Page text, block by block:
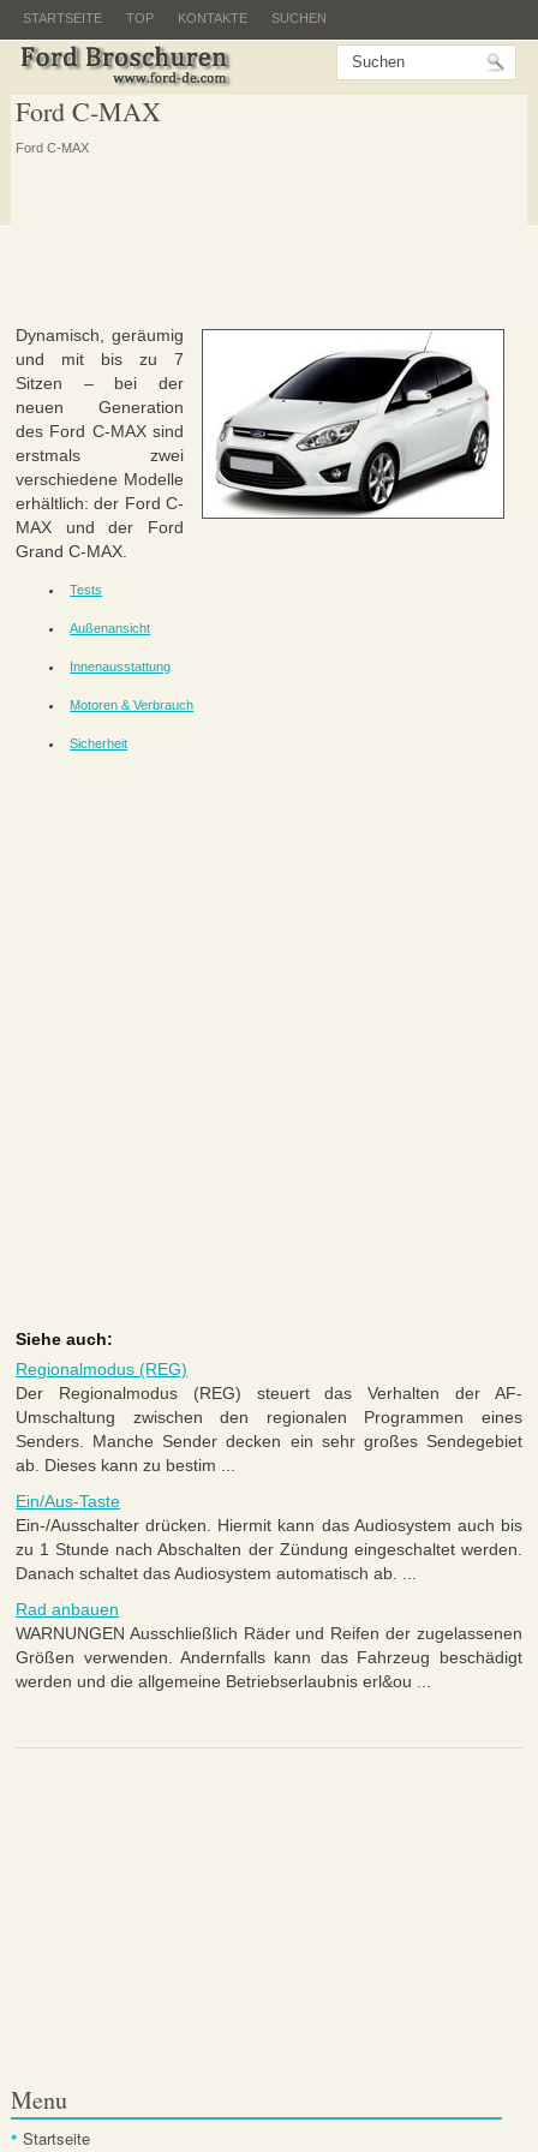
STARTSEITE TOP KONTAKTE SUCHEN
Ford C-MAX
Ford C-MAX
Dynamisch, geräumig
und mit bis zu 7
Sitzen – bei der
neuen Generation
des Ford C-MAX sind
erstmals zwei
verschiedene Modelle
erhältlich: der Ford C-
MAX und der Ford
Grand C-MAX.
Tests
Außenansicht
Innenausstattung
Motoren & Verbrauch
Sicherheit
Siehe auch:
Regionalmodus (REG)
Der Regionalmodus (REG) steuert das Verhalten der AF-
Umschaltung zwischen den regionalen Programmen eines
Senders. Manche Sender decken ein sehr großes Sendegebiet
ab. Dieses kann zu bestim ...
Ein/Aus-Taste
Ein-/Ausschalter drücken. Hiermit kann das Audiosystem auch bis
zu 1 Stunde nach Abschalten der Zündung eingeschaltet werden.
Danach schaltet das Audiosystem automatisch ab. ...
Rad anbauen
WARNUNGEN Ausschließlich Räder und Reifen der zugelassenen
Größen verwenden. Andernfalls kann das Fahrzeug beschädigt
werden und die allgemeine Betriebserlaubnis erl&ou ...
Menu
Startseite